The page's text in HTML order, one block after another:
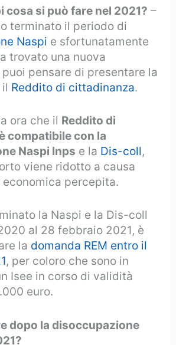
cosa si può fare nel 2021? –
terminato il periodo di
Naspi e sfortunatamente
trovato una nuova
pensare di presentare la
Reddito di cittadinanza.
ora che il Reddito di
compatibile con la
Naspi Inps e la Dis-coll,
viene ridotto a causa
economica percepita.
la Naspi e la Dis-coll
al 28 febbraio 2021, è
la domanda REM entro il
, per coloro che sono in
Isee in corso di validità
euro.
dopo la disoccupazione